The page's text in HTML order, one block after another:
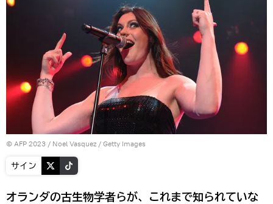
© AFP 2023 / Noel Vasquez / Getty Images
サイン
オランダの古生物学者らが、これまで知られていな